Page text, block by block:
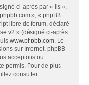
ci-après par « ils »,
», « phpBB
libre de forum, déclaré
v2 » (désigné ci-après
www.phpbb.com. Le
sur Internet. phpBB
acceptons ou
permis. Pour de plus
consulter :